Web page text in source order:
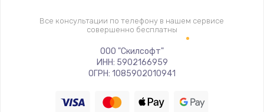
Все консультации по телефону в нашем сервисе
совершенно бесплатны
ООО "Скилсофт"
ИНН: 5902166959
ОГРН: 1085902010941